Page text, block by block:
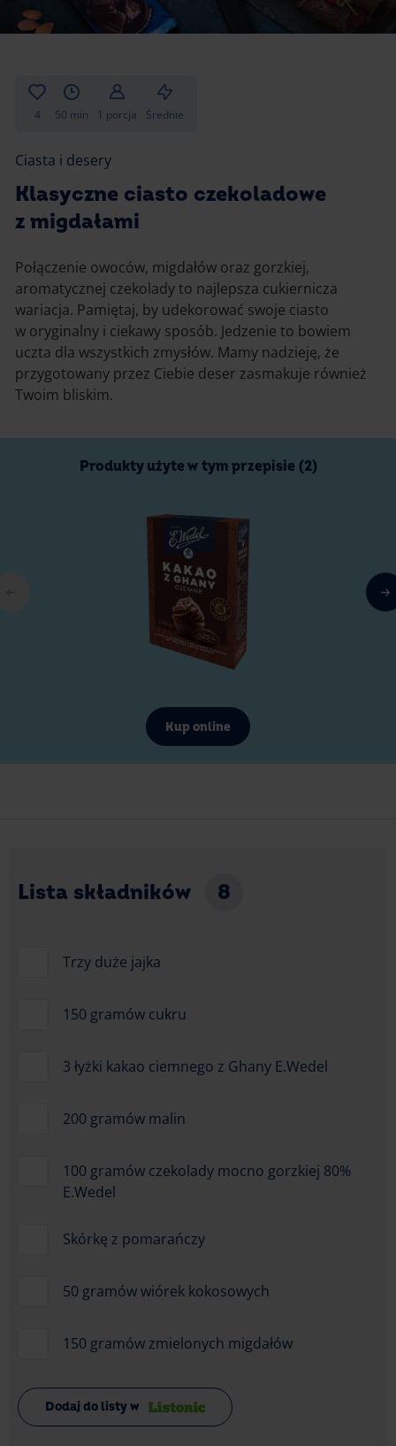
Zupy i kremy
Inne
Ciasta i desery
Napoje i koktajle
Gotowanie
Desery i przekąski
4 50 min 1 porcja Średnie
Ciasta i desery
Klasyczne ciasto czekoladowe
z migdałami
Połączenie owoców, migdałów oraz gorzkiej,
aromatycznej czekolady to najlepsza cukiernicza
wariacja. Pamiętaj, by udekorować swoje ciasto
w oryginalny i ciekawy sposób. Jedzenie to bowiem
uczta dla wszystkich zmysłów. Mamy nadzieję, że
przygotowany przez Ciebie deser zasmakuje również
Twoim bliskim.
Produkty użyte w tym przepisie (2)
Kup online
Lista składników 8
Trzy duże jajka
150 gramów cukru
3 łyżki kakao ciemnego z Ghany E.Wedel
200 gramów malin
100 gramów czekolady mocno gorzkiej 80%
E.Wedel
Skórkę z pomarańczy
50 gramów wiórek kokosowych
150 gramów zmielonych migdałów
Dodaj do listy w